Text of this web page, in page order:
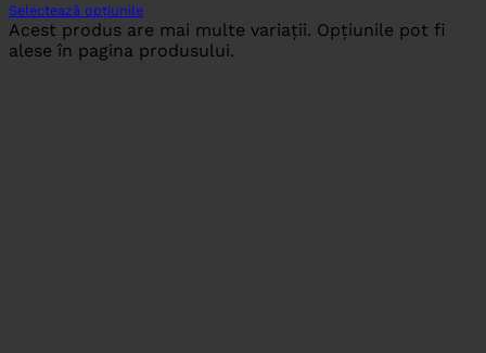
Selectează opțiunile
Acest produs are mai multe variații. Opțiunile pot fi
alese în pagina produsului.